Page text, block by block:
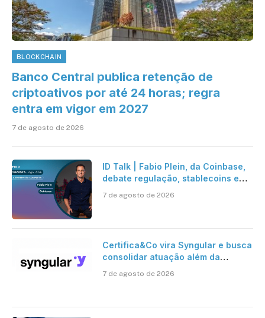
BLOCKCHAIN
Banco Central publica retenção de
criptoativos por até 24 horas; regra
entra em vigor em 2027
7 de agosto de 2026
ID Talk | Fabio Plein, da Coinbase,
debate regulação, stablecoins e
7 de agosto de 2026
Certifica&Co vira Syngular e busca
consolidar atuação além da
7 de agosto de 2026